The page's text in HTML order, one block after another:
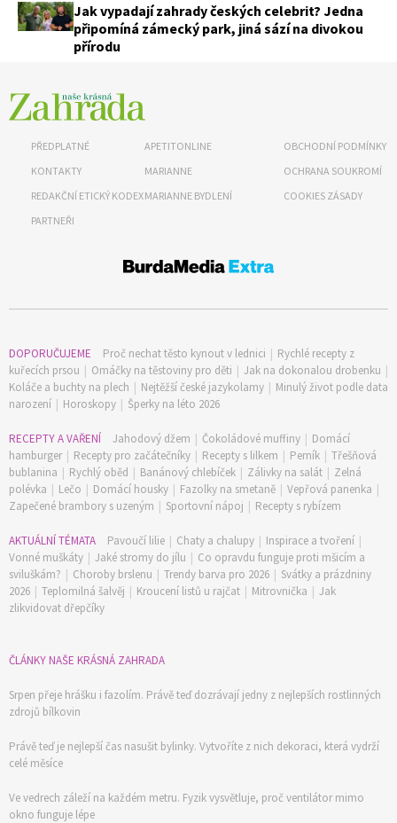
Jak vypadají zahrady českých celebrit? Jedna
připomíná zámecký park, jiná sází na divokou
přírodu
PŘEDPLATNÉ
KONTAKTY
REDAKČNÍ ETICKÝ KODEX
PARTNEŘI
APETITONLINE
MARIANNE
MARIANNE BYDLENÍ
OBCHODNÍ PODMÍNKY
OCHRANA SOUKROMÍ
COOKIES ZÁSADY
DOPORUČUJEME Proč nechat těsto kynout v lednici | Rychlé recepty z
kuřecích prsou | Omáčky na těstoviny pro děti | Jak na dokonalou drobenku |
Koláče a buchty na plech | Nejtěžší české jazykolamy | Minulý život podle data
narození | Horoskopy | Šperky na léto 2026
RECEPTY A VAŘENÍ Jahodový džem | Čokoládové muffiny | Domácí
hamburger | Recepty pro začátečníky | Recepty s lilkem | Perník | Třešňová
bublanina | Rychlý oběd | Banánový chlebíček | Zálivky na salát | Zelná
polévka | Lečo | Domácí housky | Fazolky na smetaně | Vepřová panenka |
Zapečené brambory s uzeným | Sportovní nápoj | Recepty s rybízem
AKTUÁLNÍ TÉMATA Pavoučí lilie | Chaty a chalupy | Inspirace a tvoření |
Vonné muškáty | Jaké stromy do jílu | Co opravdu funguje proti mšicím a
sviluškám? | Choroby brslenu | Trendy barva pro 2026 | Svátky a prázdniny
2026 | Teplomilná šalvěj | Kroucení listů u rajčat | Mitrovnička | Jak
zlikvidovat dřepčíky
ČLÁNKY NAŠE KRÁSNÁ ZAHRADA
Srpen přeje hrášku i fazolím. Právě teď dozrávají jedny z nejlepších rostlinných
zdrojů bílkovin
Právě teď je nejlepší čas nasušit bylinky. Vytvoříte z nich dekoraci, která vydrží
celé měsíce
Ve vedrech záleží na každém metru. Fyzik vysvětluje, proč ventilátor mimo
okno funguje lépe